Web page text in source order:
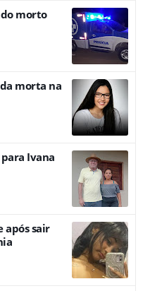
morto
morta na
Ivana
após sair